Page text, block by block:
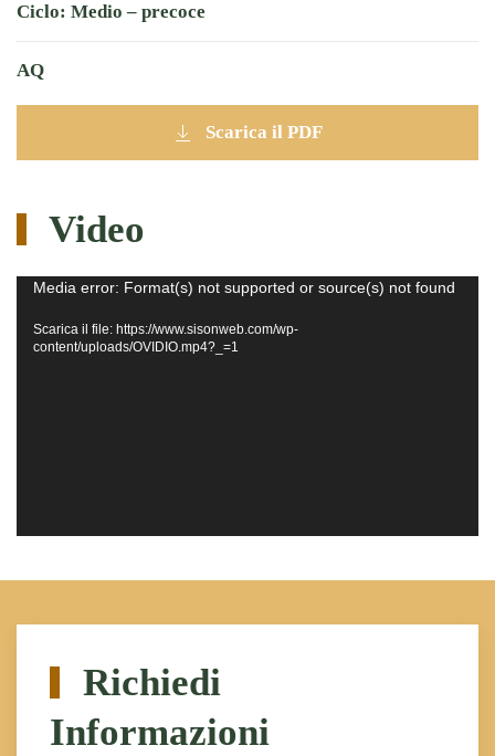
Ciclo: Medio – precoce
AQ
Scarica il PDF
Video
Video
Media error: Format(s) not supported or source(s) not found
Scarica il file: https://www.sisonweb.com/wp-
content/uploads/OVIDIO.mp4?_=1
Richiedi
Informazioni